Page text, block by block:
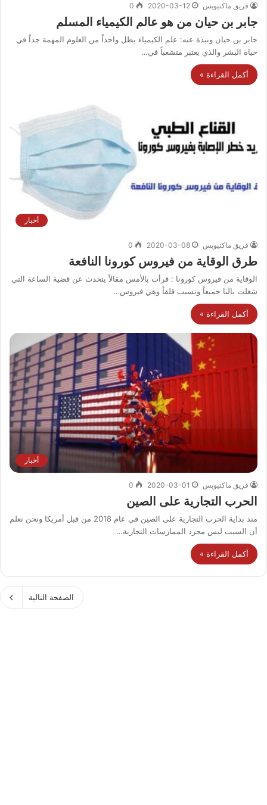
فريق ماكتيوبس 2020-03-12
0
جابر بن حيان من هو عالم الكيمياء المسلم
جابر بن حيان ونبذة عنه: علم الكيمياء يظل واحداً من العلوم المهمة جداً في
حياة البشر والذي يعتبر متشعباً في…
أكمل القراءة »
أخبار
فريق ماكتيوبس 2020-03-08
0
طرق الوقاية من فيروس كورونا النافعة
الوقاية من فيروس كورونا : قرأت بالأمس مقالاً يتحدث عن قضية الساعة التي
شغلت بالنا جميعاً وتسبب قلقاً وهي فيروس…
أكمل القراءة »
أخبار
فريق ماكتيوبس 2020-03-01
0
الحرب التجارية على الصين
منذ بداية الحرب التجارية على الصين في عام 2018 من قبل أمريكا ونحن نعلم
أن السبب ليس مجرد الممارسات التجارية…
أكمل القراءة »
الصفحة التالية